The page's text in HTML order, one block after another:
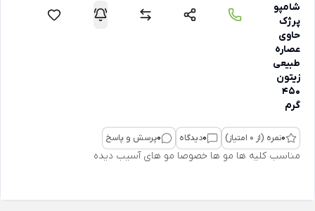
شامپو
پرژک
حاوی
عصاره
طبیعی
زیتون
450
گرم
0نمره (از 0 امتیاز) 0دیدگاه 0پرسش و پاسخ
مناسب کلیه ها مو ها خصوصا مو های آسیب دیده